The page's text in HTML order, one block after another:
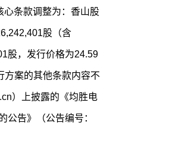
心条款调整为：香山股
股（含
股，发行价格为24.59
方案的其他条款内容不
）上披露的《均胜电
公告》（公告编号：